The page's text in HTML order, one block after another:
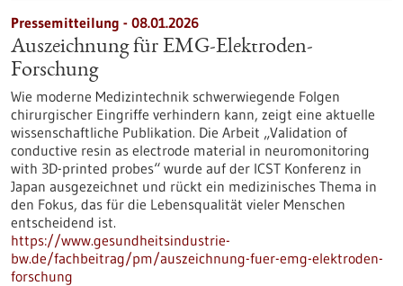
Pressemitteilung - 08.01.2026
Auszeichnung für EMG-Elektroden-
Forschung
Wie moderne Medizintechnik schwerwiegende Folgen
chirurgischer Eingriffe verhindern kann, zeigt eine aktuelle
wissenschaftliche Publikation. Die Arbeit „Validation of
conductive resin as electrode material in neuromonitoring
with 3D-printed probes“ wurde auf der ICST Konferenz in
Japan ausgezeichnet und rückt ein medizinisches Thema in
den Fokus, das für die Lebensqualität vieler Menschen
entscheidend ist.
https://www.gesundheitsindustrie-
bw.de/fachbeitrag/pm/auszeichnung-fuer-emg-elektroden-
forschung